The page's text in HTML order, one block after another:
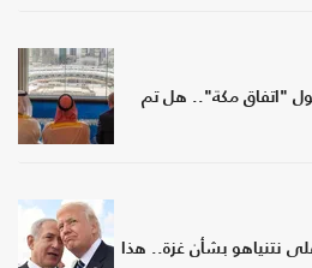
"اتفاق مكة".. هل تم
نتنياهو بشأن غزة.. هذا